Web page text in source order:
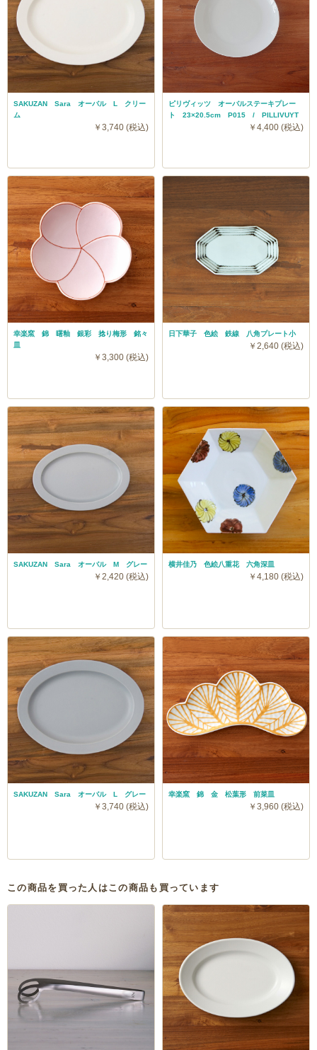
SAKUZAN Sara オーバル L クリー
ム
￥3,740 (税込)
ピリヴィッツ オーバルステーキプレー
ト 23×20.5cm P015 / PILLIVUYT
￥4,400 (税込)
幸楽窯 錦 曙釉 銀彩 捻り梅形 銘々
皿
￥3,300 (税込)
日下華子 色絵 鉄線 八角プレート小
￥2,640 (税込)
SAKUZAN Sara オーバル M グレー
￥2,420 (税込)
横井佳乃 色絵八重花 六角深皿
￥4,180 (税込)
SAKUZAN Sara オーバル L グレー
￥3,740 (税込)
幸楽窯 錦 金 松葉形 前菜皿
￥3,960 (税込)
この商品を買った人はこの商品も買っています